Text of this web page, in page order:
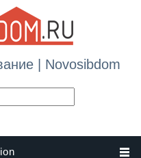
| Novosibdom